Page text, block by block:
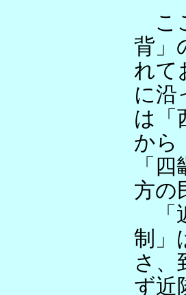
こ
背」
れて
に沿
は「
から
「
方の
「
制」
さ、
ず近